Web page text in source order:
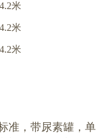
准，带尿素罐，单